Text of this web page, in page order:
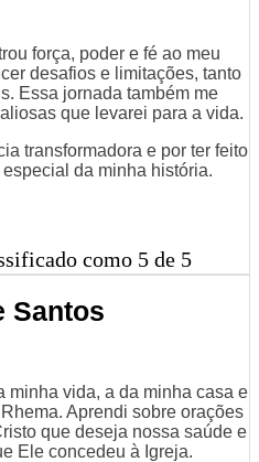
força, poder e fé ao meu
desafios e limitações, tanto
Essa jornada também me
que levarei para a vida.
transformadora e por ter feito
da minha história.
como 5 de 5
Santos
minha vida, a da minha casa e
Aprendi sobre orações
que deseja nossa saúde e
Ele concedeu à Igreja.